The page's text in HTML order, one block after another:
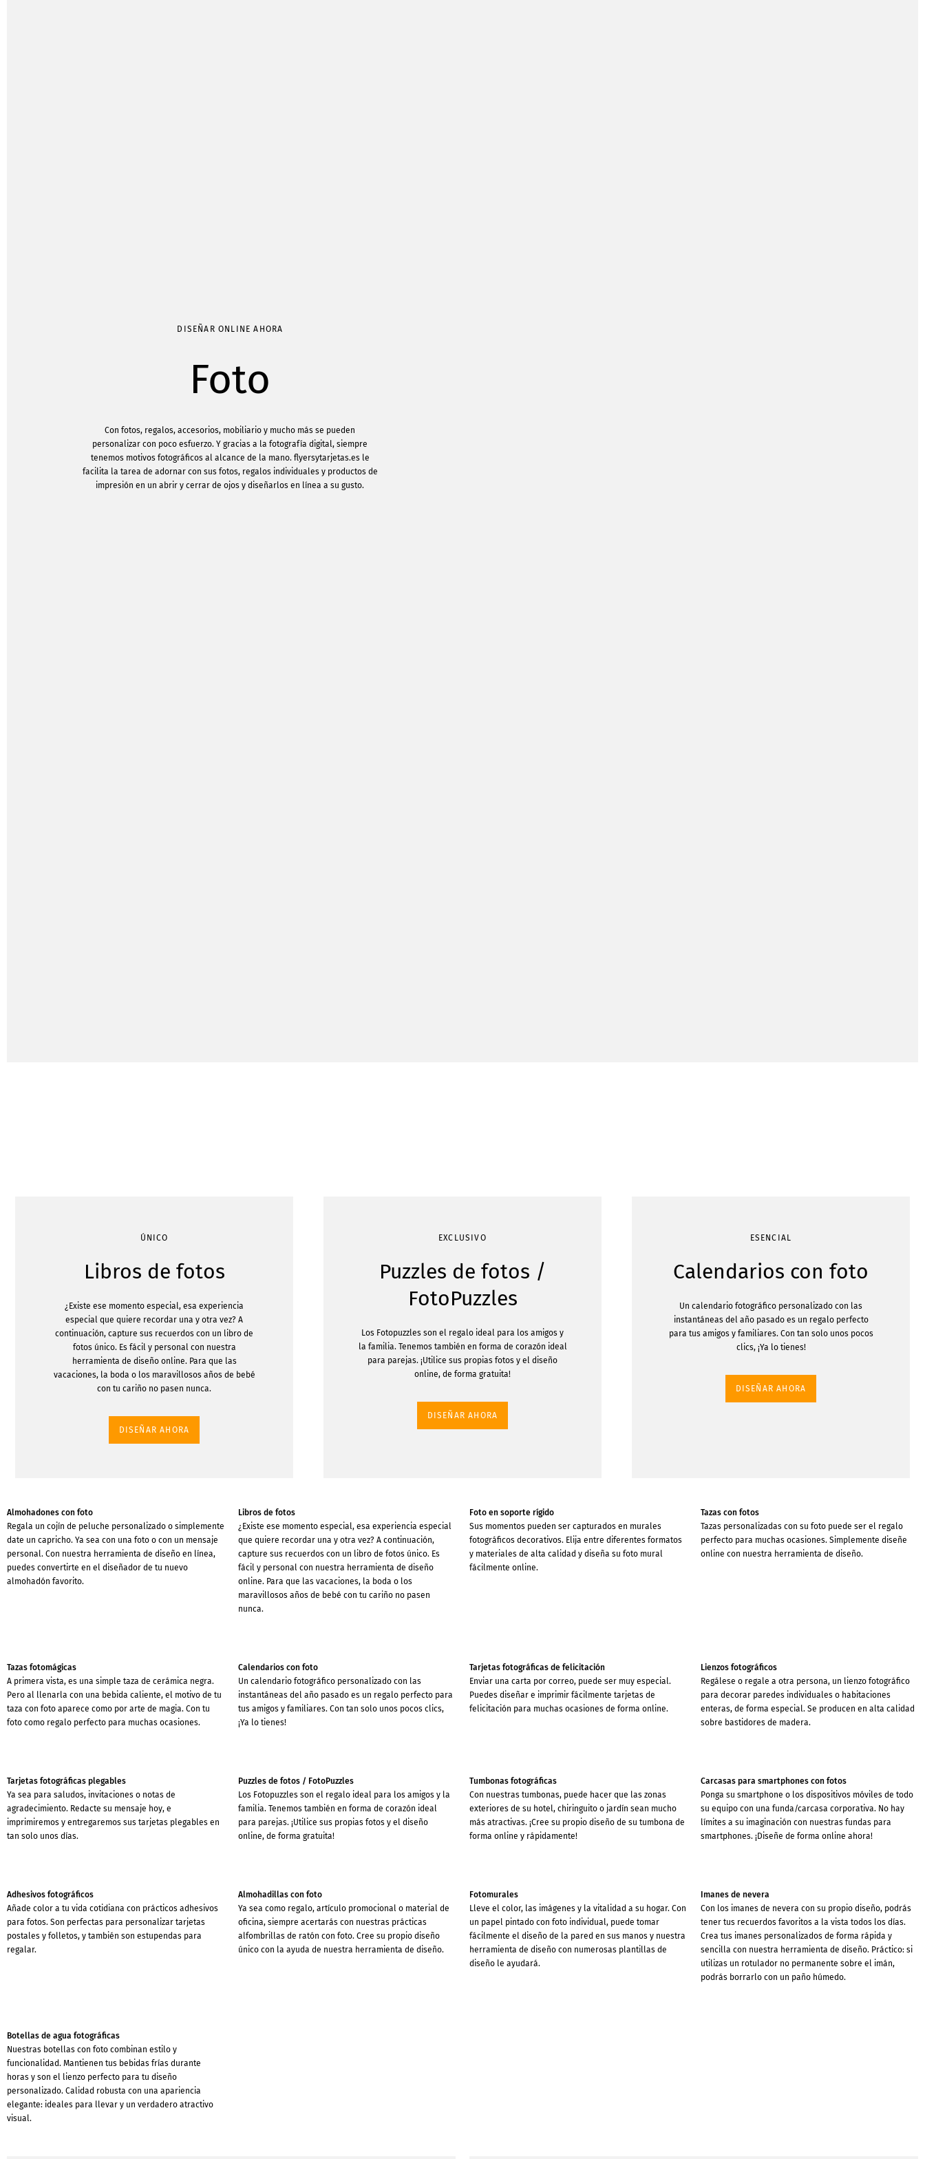
DISEÑAR ONLINE AHORA
Foto
Con fotos, regalos, accesorios, mobiliario y mucho más se pueden
personalizar con poco esfuerzo. Y gracias a la fotografía digital, siempre
tenemos motivos fotográficos al alcance de la mano. flyersytarjetas.es le
facilita la tarea de adornar con sus fotos, regalos individuales y productos de
impresión en un abrir y cerrar de ojos y diseñarlos en línea a su gusto.
ÚNICO
Libros de fotos
¿Existe ese momento especial, esa experiencia
especial que quiere recordar una y otra vez? A
continuación, capture sus recuerdos con un libro de
fotos único. Es fácil y personal con nuestra
herramienta de diseño online. Para que las
vacaciones, la boda o los maravillosos años de bebé
con tu cariño no pasen nunca.
DISEÑAR AHORA
EXCLUSIVO
Puzzles de fotos /
FotoPuzzles
Los Fotopuzzles son el regalo ideal para los amigos y
la familia. Tenemos también en forma de corazón ideal
para parejas. ¡Utilice sus propias fotos y el diseño
online, de forma gratuita!
DISEÑAR AHORA
ESENCIAL
Calendarios con foto
Un calendario fotográfico personalizado con las
instantáneas del año pasado es un regalo perfecto
para tus amigos y familiares. Con tan solo unos pocos
clics, ¡Ya lo tienes!
DISEÑAR AHORA
Almohadones con foto
Regala un cojín de peluche personalizado o simplemente
date un capricho. Ya sea con una foto o con un mensaje
personal. Con nuestra herramienta de diseño en línea,
puedes convertirte en el diseñador de tu nuevo
almohadón favorito.
Libros de fotos
¿Existe ese momento especial, esa experiencia especial
que quiere recordar una y otra vez? A continuación,
capture sus recuerdos con un libro de fotos único. Es
fácil y personal con nuestra herramienta de diseño
online. Para que las vacaciones, la boda o los
maravillosos años de bebé con tu cariño no pasen
nunca.
Foto en soporte rígido
Sus momentos pueden ser capturados en murales
fotográficos decorativos. Elija entre diferentes formatos
y materiales de alta calidad y diseña su foto mural
fácilmente online.
Tazas con fotos
Tazas personalizadas con su foto puede ser el regalo
perfecto para muchas ocasiones. Simplemente diseñe
online con nuestra herramienta de diseño.
Tazas fotomágicas
A primera vista, es una simple taza de cerámica negra.
Pero al llenarla con una bebida caliente, el motivo de tu
taza con foto aparece como por arte de magia. Con tu
foto como regalo perfecto para muchas ocasiones.
Calendarios con foto
Un calendario fotográfico personalizado con las
instantáneas del año pasado es un regalo perfecto para
tus amigos y familiares. Con tan solo unos pocos clics,
¡Ya lo tienes!
Tarjetas fotográficas de felicitación
Enviar una carta por correo, puede ser muy especial.
Puedes diseñar e imprimir fácilmente tarjetas de
felicitación para muchas ocasiones de forma online.
Lienzos fotográficos
Regálese o regale a otra persona, un lienzo fotográfico
para decorar paredes individuales o habitaciones
enteras, de forma especial. Se producen en alta calidad
sobre bastidores de madera.
Tarjetas fotográficas plegables
Ya sea para saludos, invitaciones o notas de
agradecimiento. Redacte su mensaje hoy, e
imprimiremos y entregaremos sus tarjetas plegables en
tan solo unos días.
Puzzles de fotos / FotoPuzzles
Los Fotopuzzles son el regalo ideal para los amigos y la
familia. Tenemos también en forma de corazón ideal
para parejas. ¡Utilice sus propias fotos y el diseño
online, de forma gratuita!
Tumbonas fotográficas
Con nuestras tumbonas, puede hacer que las zonas
exteriores de su hotel, chiringuito o jardín sean mucho
más atractivas. ¡Cree su propio diseño de su tumbona de
forma online y rápidamente!
Carcasas para smartphones con fotos
Ponga su smartphone o los dispositivos móviles de todo
su equipo con una funda/carcasa corporativa. No hay
límites a su imaginación con nuestras fundas para
smartphones. ¡Diseñe de forma online ahora!
Adhesivos fotográficos
Añade color a tu vida cotidiana con prácticos adhesivos
para fotos. Son perfectas para personalizar tarjetas
postales y folletos, y también son estupendas para
regalar.
Almohadillas con foto
Ya sea como regalo, artículo promocional o material de
oficina, siempre acertarás con nuestras prácticas
alfombrillas de ratón con foto. Cree su propio diseño
único con la ayuda de nuestra herramienta de diseño.
Fotomurales
Lleve el color, las imágenes y la vitalidad a su hogar. Con
un papel pintado con foto individual, puede tomar
fácilmente el diseño de la pared en sus manos y nuestra
herramienta de diseño con numerosas plantillas de
diseño le ayudará.
Imanes de nevera
Con los imanes de nevera con su propio diseño, podrás
tener tus recuerdos favoritos a la vista todos los días.
Crea tus imanes personalizados de forma rápida y
sencilla con nuestra herramienta de diseño. Práctico: si
utilizas un rotulador no permanente sobre el imán,
podrás borrarlo con un paño húmedo.
Botellas de agua fotográficas
Nuestras botellas con foto combinan estilo y
funcionalidad. Mantienen tus bebidas frías durante
horas y son el lienzo perfecto para tu diseño
personalizado. Calidad robusta con una apariencia
elegante: ideales para llevar y un verdadero atractivo
visual.